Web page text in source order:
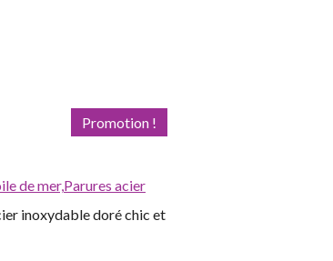
Promotion !
de mer,Parures acier
inoxydable doré chic et